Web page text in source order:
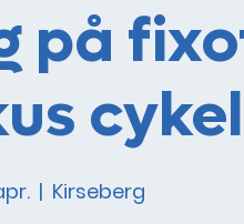
på
  |
Kirseberg